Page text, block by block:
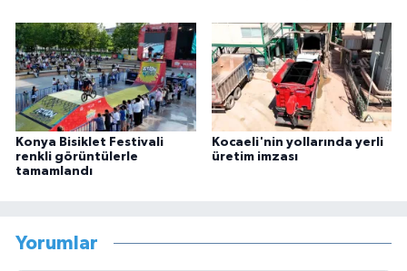
Konya Bisiklet Festivali
renkli görüntülerle
tamamlandı
Kocaeli'nin yollarında yerli
üretim imzası
Yorumlar